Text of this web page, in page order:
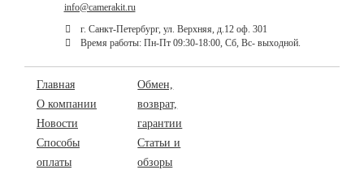
info@camerakit.ru
г. Санкт-Петербург, ул. Верхняя, д.12 оф. 301
Время работы: Пн-Пт 09:30-18:00, Сб, Вс- выходной.
Главная
О компании
Новости
Способы
оплаты
Обмен,
возврат,
гарантии
Статьи и
обзоры